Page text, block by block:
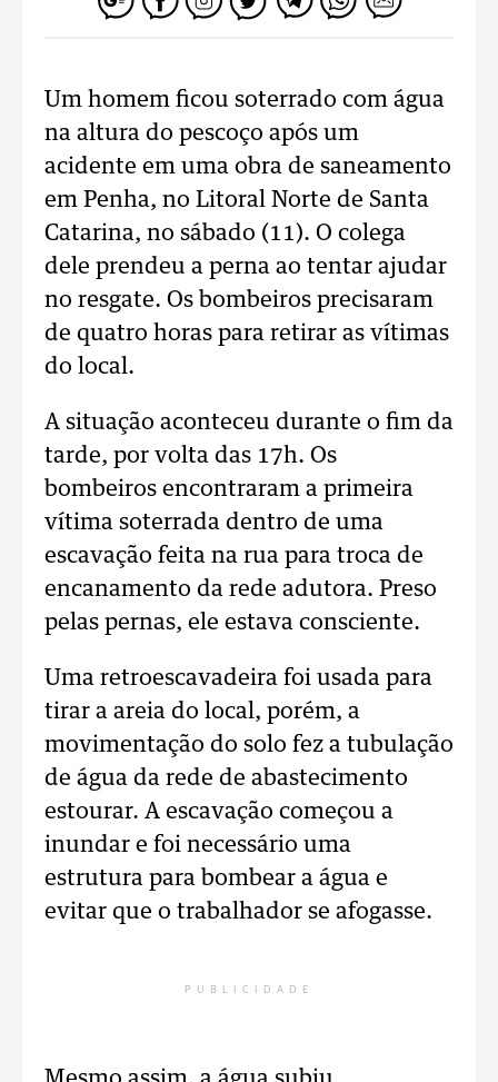
Um homem ficou soterrado com água
na altura do pescoço após um
acidente em uma obra de saneamento
em Penha, no Litoral Norte de Santa
Catarina, no sábado (11). O colega
dele prendeu a perna ao tentar ajudar
no resgate. Os bombeiros precisaram
de quatro horas para retirar as vítimas
do local.
A situação aconteceu durante o fim da
tarde, por volta das 17h. Os
bombeiros encontraram a primeira
vítima soterrada dentro de uma
escavação feita na rua para troca de
encanamento da rede adutora. Preso
pelas pernas, ele estava consciente.
Uma retroescavadeira foi usada para
tirar a areia do local, porém, a
movimentação do solo fez a tubulação
de água da rede de abastecimento
estourar. A escavação começou a
inundar e foi necessário uma
estrutura para bombear a água e
evitar que o trabalhador se afogasse.
PUBLICIDADE